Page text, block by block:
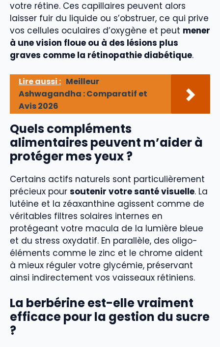
votre rétine. Ces capillaires peuvent alors
laisser fuir du liquide ou s’obstruer, ce qui prive
vos cellules oculaires d’oxygène et peut mener
à une vision floue ou à des lésions plus
graves comme la rétinopathie diabétique.
Lire aussi : Meilleur
Ashwagandha : Comparatif et
Avis 2026
Quels compléments
alimentaires peuvent m’aider à
protéger mes yeux ?
Certains actifs naturels sont particulièrement
précieux pour soutenir votre santé visuelle. La
lutéine et la zéaxanthine agissent comme de
véritables filtres solaires internes en
protégeant votre macula de la lumière bleue
et du stress oxydatif. En parallèle, des oligo-
éléments comme le zinc et le chrome aident
à mieux réguler votre glycémie, préservant
ainsi indirectement vos vaisseaux rétiniens.
La berbérine est-elle vraiment
efficace pour la gestion du sucre
?